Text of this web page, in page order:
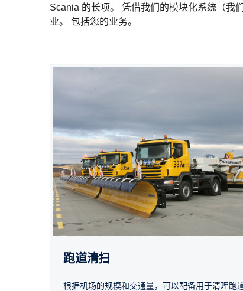
Scania 的长项。 凭借我们的模块化系统（我
业。 包括您的业务。
跑道清扫
根据机场的规模和交通量，可以配备用于清理跑